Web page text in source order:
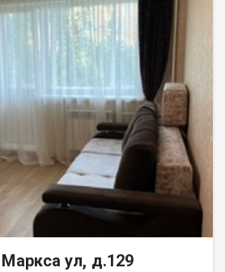
ул, д.129